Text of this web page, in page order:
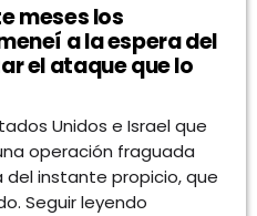
meses los
a la espera del
el ataque que lo
Unidos e Israel que
operación fraguada
instante propicio, que
Seguir leyendo